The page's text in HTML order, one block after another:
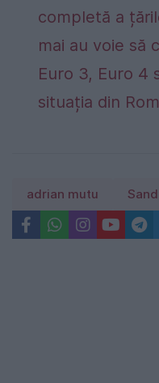
completă a
mai au voie să
Euro 3, Euro 4
situația din
adrian mutu